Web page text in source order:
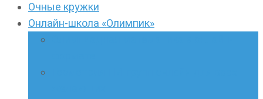
Очные кружки
Онлайн-школа «Олимпик»